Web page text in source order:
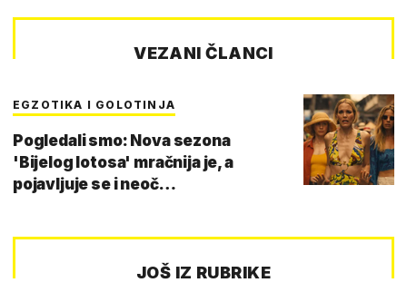
VEZANI ČLANCI
EGZOTIKA I GOLOTINJA
Pogledali smo: Nova sezona
'Bijelog lotosa' mračnija je, a
pojavljuje se i neoč…
JOŠ IZ RUBRIKE